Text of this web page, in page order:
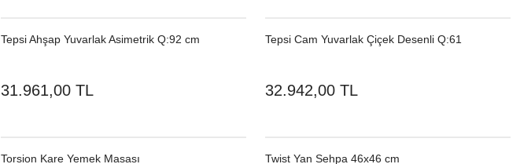
Tepsi Ahşap Yuvarlak Asimetrik Q:92 cm
31.961,00 TL
Tepsi Cam Yuvarlak Çiçek Desenli Q:61
32.942,00 TL
Torsion Kare Yemek Masası Twist Yan Sehpa 46x46 cm